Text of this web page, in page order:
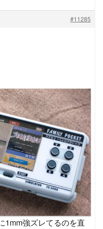
#11285
1mm強ズレてるのを直